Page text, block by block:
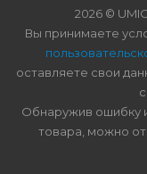
2026 ©
Вы принимаете
оставляете свои
Обнаружив ошибку
товара, можно